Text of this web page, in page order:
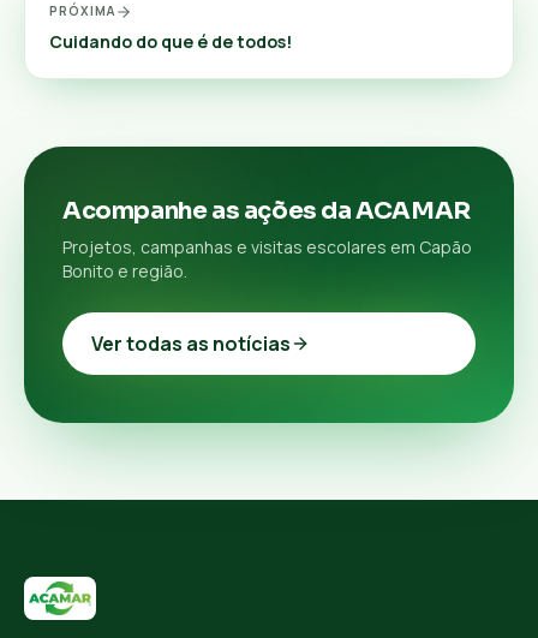
PRÓXIMA
Cuidando do que é de todos!
Acompanhe as ações da ACAMAR
Projetos, campanhas e visitas escolares em Capão
Bonito e região.
Ver todas as notícias